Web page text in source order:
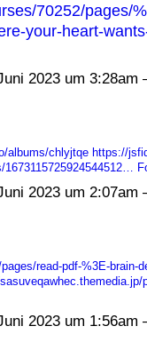
70252/pages/
your-heart-
2023 um 3:28am
albums/chlyjtqe https://
2023 um 2:07am
read-pdf-%3E-brain-
2023 um 1:56am